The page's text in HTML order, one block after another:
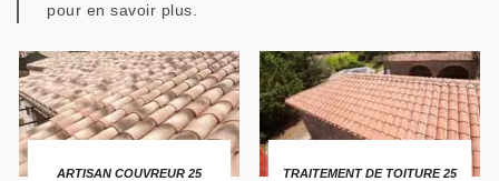
pour en savoir plus.
ARTISAN COUVREUR 25 TRAITEMENT DE TOITURE 25